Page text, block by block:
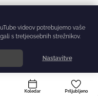
Koledar Priljubljeno
videov potrebujemo vaše
s tretjeosebnih strežnikov.
Nastavitve